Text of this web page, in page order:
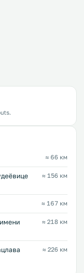
≈ 66 км
≈ 156 км
≈ 167 км
≈ 218 км
≈ 226 км